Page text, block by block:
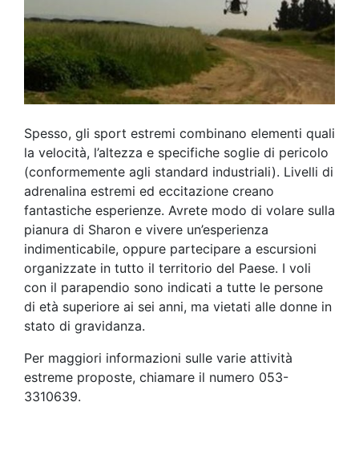
Spesso, gli sport estremi combinano elementi quali
la velocità, l’altezza e specifiche soglie di pericolo
(conformemente agli standard industriali). Livelli di
adrenalina estremi ed eccitazione creano
fantastiche esperienze. Avrete modo di volare sulla
pianura di Sharon e vivere un’esperienza
indimenticabile, oppure partecipare a escursioni
organizzate in tutto il territorio del Paese. I voli
con il parapendio sono indicati a tutte le persone
di età superiore ai sei anni, ma vietati alle donne in
stato di gravidanza.
Per maggiori informazioni sulle varie attività
estreme proposte, chiamare il numero 053-
3310639.